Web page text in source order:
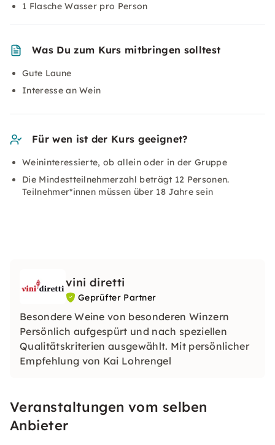
1 Flasche Wasser pro Person
Was Du zum Kurs mitbringen solltest
Gute Laune
Interesse an Wein
Für wen ist der Kurs geeignet?
Weininteressierte, ob allein oder in der Gruppe
Die Mindestteilnehmerzahl beträgt 12 Personen.
Teilnehmer*innen müssen über 18 Jahre sein
vini diretti
Geprüfter Partner
Besondere Weine von besonderen Winzern
Persönlich aufgespürt und nach speziellen
Qualitätskriterien ausgewählt. Mit persönlicher
Empfehlung von Kai Lohrengel
Veranstaltungen vom selben
Anbieter